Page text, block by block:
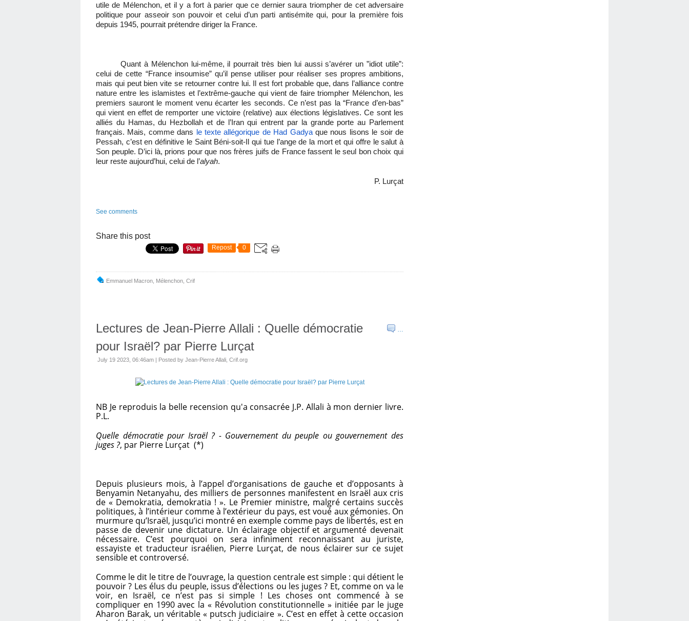
utile de Mélenchon, et il y a fort à parier que ce dernier saura triompher de cet adversaire
politique pour asseoir son pouvoir et celui d’un parti antisémite qui, pour la première fois
depuis 1945, pourrait prétendre diriger la France.
Quant à Mélenchon lui-même, il pourrait très bien lui aussi s’avérer un ”idiot utile”:
celui de cette “France insoumise” qu’il pense utiliser pour réaliser ses propres ambitions,
mais qui peut bien vite se retourner contre lui. Il est fort probable que, dans l’alliance contre
nature entre les islamistes et l’extrême-gauche qui vient de faire triompher Mélenchon, les
premiers sauront le moment venu écarter les seconds. Ce n’est pas la “France d’en-bas”
qui vient en effet de remporter une victoire (relative) aux élections législatives. Ce sont les
alliés du Hamas, du Hezbollah et de l’Iran qui entrent par la grande porte au Parlement
français. Mais, comme dans
le texte allégorique de Had Gadyaque nous lisons le soir de
Pessah, c’est en définitive le Saint Béni-soit-Il qui tue l’ange de la mort et qui offre le salut à
Son peuple. D’ici là, prions pour que nos frères juifs de France fassent le seul bon choix qui
leur reste aujourd’hui, celui de l’alyah.
P. Lurçat
See comments
Share this post
Repost 0
Emmanuel Macron Mélenchon Crif
…
Lectures de Jean-Pierre Allali : Quelle démocratie
pour Israël? par Pierre Lurçat
July 19 2023, 06:46am | Posted by Jean-Pierre Allali, Crif.org
NB Je reproduis la belle recension qu'a consacrée J.P. Allali à mon dernier livre.
P.L.
Quelle démocratie pour Israël ? - Gouvernement du peuple ou gouvernement des
juges ?, par Pierre Lurçat (*)
Depuis plusieurs mois, à l’appel d’organisations de gauche et d’opposants à
Benyamin Netanyahu, des milliers de personnes manifestent en Israël aux cris
de « Demokratia, demokratia ! ». Le Premier ministre, malgré certains succès
politiques, à l’intérieur comme à l’extérieur du pays, est voué aux gémonies. On
murmure qu’Israël, jusqu’ici montré en exemple comme pays de libertés, est en
passe de devenir une dictature. Un éclairage objectif et argumenté devenait
nécessaire. C’est pourquoi on sera infiniment reconnaissant au juriste,
essayiste et traducteur israélien, Pierre Lurçat, de nous éclairer sur ce sujet
sensible et controversé.
Comme le dit le titre de l’ouvrage, la question centrale est simple : qui détient le
pouvoir ? Les élus du peuple, issus d’élections ou les juges ? Et, comme on va le
voir, en Israël, ce n’est pas si simple ! Les choses ont commencé à se
compliquer en 1990 avec la « Révolution constitutionnelle » initiée par le juge
Aharon Barak, un véritable « putsch judiciaire ». C’est en effet à cette occasion